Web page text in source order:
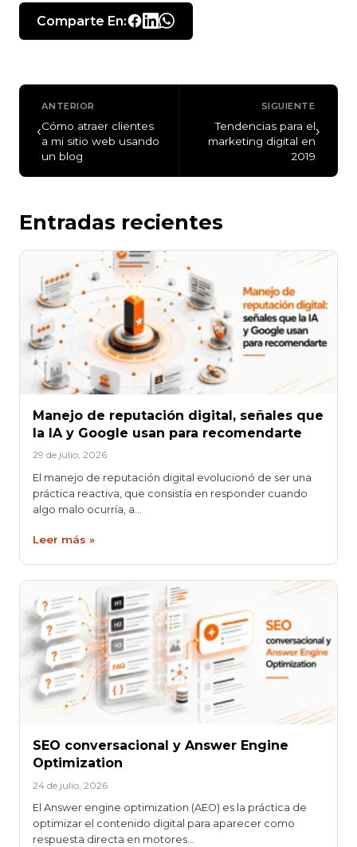
Comparte En:
‹
ANTERIOR
Cómo atraer clientes
a mi sitio web usando
un blog
SIGUIENTE
Tendencias para el
marketing digital en
2019
›
Entradas recientes
Manejo de reputación digital, señales que
la IA y Google usan para recomendarte
29 de julio, 2026
El manejo de reputación digital evolucionó de ser una
práctica reactiva, que consistía en responder cuando
algo malo ocurría, a…
Leer más »
SEO conversacional y Answer Engine
Optimization
24 de julio, 2026
El Answer engine optimization (AEO) es la práctica de
optimizar el contenido digital para aparecer como
respuesta directa en motores…